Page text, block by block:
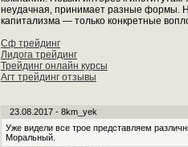
неудачная, принимает разные формы.
капитализма — только конкретные
Сф трейдинг
Лидога трейдинг
Трейдинг онлайн курсы
Агт трейдинг отзывы
23.08.2017 - 8km_yek
Уже видели все трое представляем
Моральный.